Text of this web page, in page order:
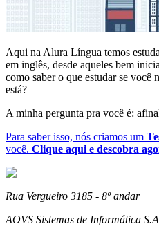
Aqui na Alura Língua temos
em inglês, desde aqueles bem
como saber o que estudar se você
está?
A minha pergunta pra você é:
Para saber isso, nós criamos um
você. Clique aqui e descobra
Rua Vergueiro 3185 - 8º andar
AOVS Sistemas de Informática S.A